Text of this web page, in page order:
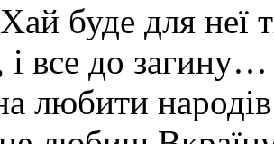
буде для неї
і все до загину…
любити